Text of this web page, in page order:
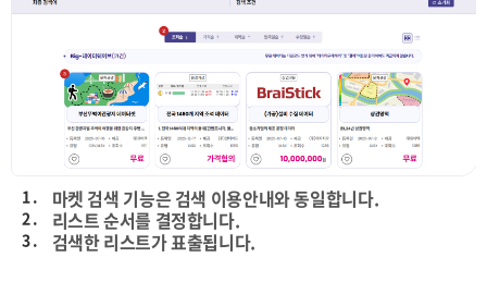
1 . 마켓 검색 기능은 검색 이용안내와 동일합니다.
2 . 리스트 순서를 결정합니다.
3 . 검색한 리스트가 표출됩니다.